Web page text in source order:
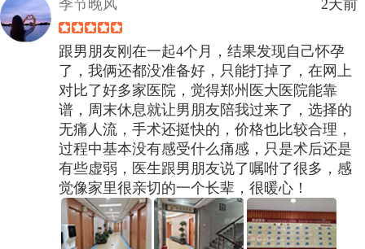
季节晚风 2天前
跟男朋友刚在一起4个月，结果发现自己怀孕
了，我俩还都没准备好，只能打掉了，在网上
对比了好多家医院，觉得郑州医大医院能靠
谱，周末休息就让男朋友陪我过来了，选择的
无痛人流，手术还挺快的，价格也比较合理，
过程中基本没有感受什么痛感，只是术后还是
有些虚弱，医生跟男朋友说了嘱咐了很多，感
觉像家里很亲切的一个长辈，很暖心！